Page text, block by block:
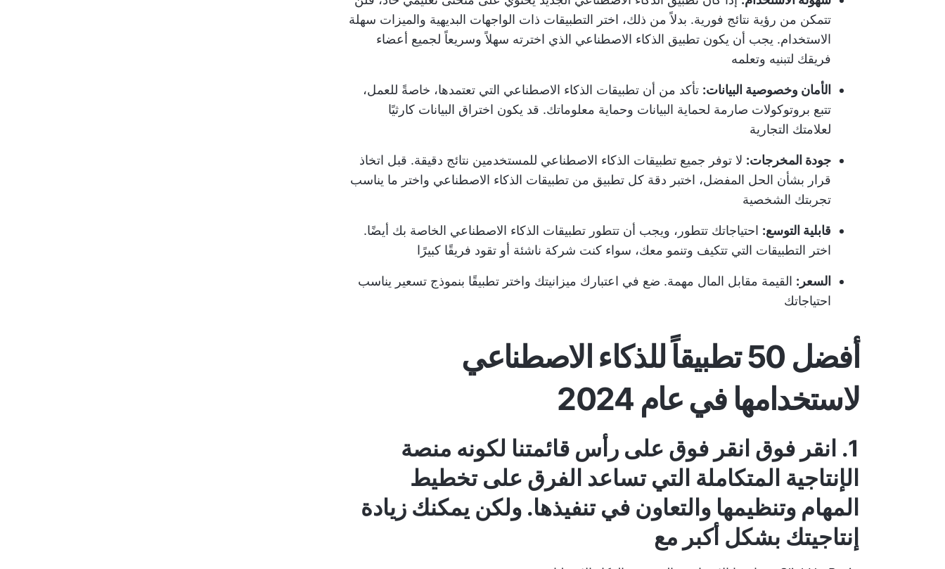
تتمكن من رؤية نتائج فورية. بدلاً من ذلك، اختر التطبيقات ذات الواجهات البديهية والميزات سهلة
الاستخدام. يجب أن يكون تطبيق الذكاء الاصطناعي الذي اخترته سهلاً وسريعاً لجميع أعضاء
فريقك لتبنيه وتعلمه
الأمان وخصوصية البيانات: تأكد من أن تطبيقات الذكاء الاصطناعي التي تعتمدها، خاصةً للعمل،
تتبع بروتوكولات صارمة لحماية البيانات وحماية معلوماتك. قد يكون اختراق البيانات كارثيًا
لعلامتك التجارية
جودة المخرجات: لا توفر جميع تطبيقات الذكاء الاصطناعي للمستخدمين نتائج دقيقة. قبل اتخاذ
قرار بشأن الحل المفضل، اختبر دقة كل تطبيق من تطبيقات الذكاء الاصطناعي واختر ما يناسب
تجربتك الشخصية
قابلية التوسع: احتياجاتك تتطور، ويجب أن تتطور تطبيقات الذكاء الاصطناعي الخاصة بك أيضًا.
اختر التطبيقات التي تتكيف وتنمو معك، سواء كنت شركة ناشئة أو تقود فريقًا كبيرًا
السعر: القيمة مقابل المال مهمة. ضع في اعتبارك ميزانيتك واختر تطبيقًا بنموذج تسعير يناسب
احتياجاتك
أفضل 50 تطبيقاً للذكاء الاصطناعي
لاستخدامها في عام 2024
1
. انقر فوق انقر فوق على رأس قائمتنا لكونه منصة
الإنتاجية المتكاملة التي تساعد الفرق على تخطيط
المهام وتنظيمها والتعاون في تنفيذها. ولكن يمكنك زيادة
إنتاجيتك بشكل أكبر مع